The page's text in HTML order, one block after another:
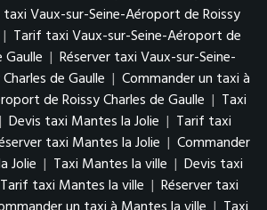
taxi Vaux-sur-Seine-Aéroport de Roissy
| Tarif taxi Vaux-sur-Seine-Aéroport de
Gaulle | Réserver taxi Vaux-sur-Seine-
de Gaulle | Commander un taxi à
de Roissy Charles de Gaulle | Taxi
| Devis taxi Mantes la Jolie | Tarif taxi
taxi Mantes la Jolie | Commander
Jolie | Taxi Mantes la ville | Devis taxi
Tarif taxi Mantes la ville | Réserver taxi